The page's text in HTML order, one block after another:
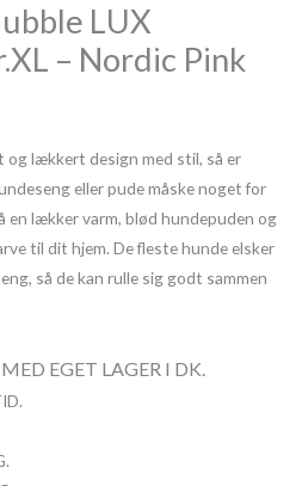
LUX
– Nordic Pink
lækkert design med stil, så er
eller pude måske noget for
en lækker varm, blød hundepuden og
til dit hjem. De fleste hunde elsker
så de kan rulle sig godt sammen
EGET LAGER I DK.